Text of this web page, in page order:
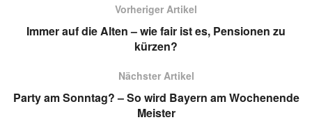
Vorheriger Artikel
Immer auf die Alten – wie fair ist es, Pensionen zu
kürzen?
Nächster Artikel
Party am Sonntag? – So wird Bayern am Wochenende
Meister